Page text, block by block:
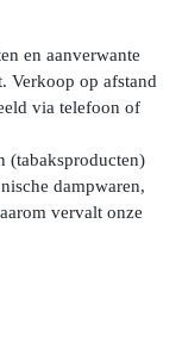
en aanverwante
Verkoop op afstand
via telefoon of
(tabaksproducten)
dampwaren,
vervalt onze